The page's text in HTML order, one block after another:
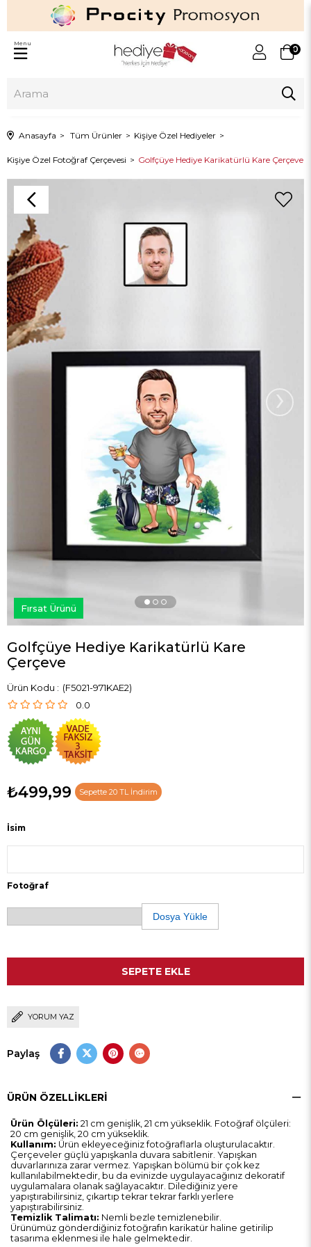
0
Menu
Anasayfa Tüm Ürünler Kişiye Özel Hediyeler
Kişiye Özel Fotoğraf Çerçevesi Golfçüye Hediye Karikatürlü Kare Çerçeve
›
Fırsat Ürünü
Golfçüye Hediye Karikatürlü Kare
Çerçeve
(F5021-971KAE2)
0.0
₺499,99 Sepette 20 TL İndirim
İsim
Fotoğraf
Dosya Yükle
YORUM YAZ
Paylaş
ÜRÜN ÖZELLIKLERI
Ürün Ölçüleri: 21 cm genişlik, 21 cm yükseklik. Fotoğraf ölçüleri:
20 cm genişlik, 20 cm yükseklik.
Kullanım: Ürün ekleyeceğiniz fotoğraflarla oluşturulacaktır.
Çerçeveler güçlü yapışkanla duvara sabitlenir. Yapışkan
duvarlarınıza zarar vermez. Yapışkan bölümü bir çok kez
kullanılabilmektedir, bu da evinizde uygulayacağınız dekoratif
uygulamalara olanak sağlayacaktır. Dilediğiniz yere
yapıştırabilirsiniz, çıkartıp tekrar tekrar farklı yerlere
yapıştırabilirsiniz.
Temizlik Talimatı: Nemli bezle temizlenebilir.
Ürünümüz gönderdiğiniz fotoğrafın karikatür haline getirilip
tasarıma eklenmesi ile hale gelmektedir.